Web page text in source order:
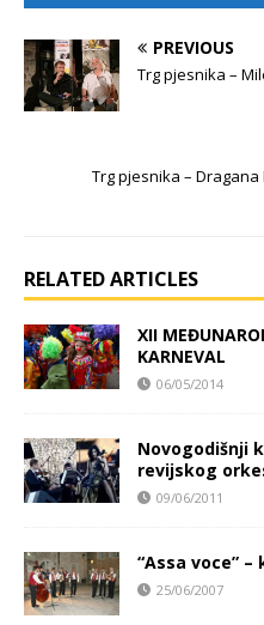
PREVIOUS
Trg pjesnika –
Trg pjesnika –
RELATED ARTICLES
XII
KARNEVAL
06/05/2014
Novogodišnji
revijskog
09/06/2011
“Assa voce”
25/06/2007